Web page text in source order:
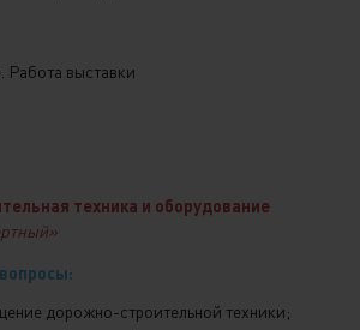
Работа выставки
техника и оборудование
дорожно-строительной техники;